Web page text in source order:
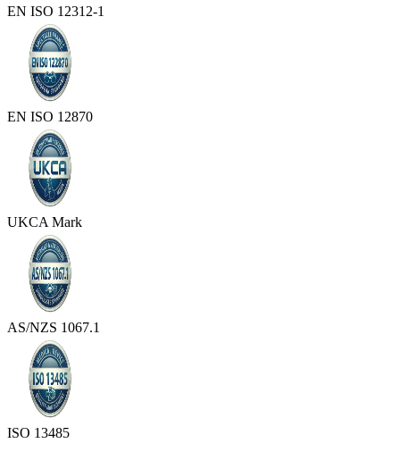
EN ISO 12312-1
EN ISO 12870
UKCA Mark
AS/NZS 1067.1
ISO 13485